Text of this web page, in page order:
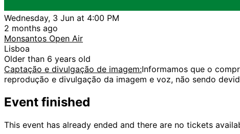
Wednesday, 3 Jun at 4:00 PM
2 months ago
Monsantos Open Air
Lisboa
Older than 6 years old
Captação e divulgação de imagem:Informamos que o
reprodução e divulgação da imagem e voz, não sendo
Event finished
This event has already ended and there are no tickets